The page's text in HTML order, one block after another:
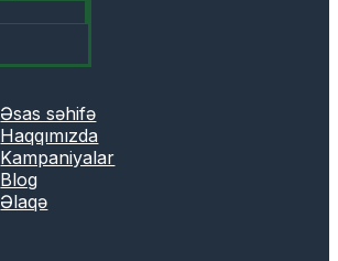
Əsas səhifə
Haqqımızda
Kampaniyalar
Blog
Əlaqə